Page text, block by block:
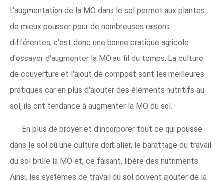
L'augmentation de la MO dans le sol permet aux plantes
de mieux pousser pour de nombreuses raisons
différentes, c'est donc une bonne pratique agricole
d'essayer d'augmenter la MO au fil du temps. La culture
de couverture et l'ajout de compost sont les meilleures
pratiques car en plus d'ajouter des éléments nutritifs au
sol, ils ont tendance à augmenter la MO du sol.
En plus de broyer et d'incorporer tout ce qui pousse
dans le sol où une culture doit aller, le barattage du travail
du sol brûle la MO et, ce faisant, libère des nutriments.
Ainsi, les systèmes de travail du sol doivent ajouter de la